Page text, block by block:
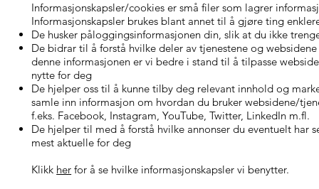
Informasjonskapsler/cookies er små filer som lagrer
Informasjonskapsler brukes blant annet til å gjøre ting
De husker påloggingsinformasjonen din, slik at du ikke
De bidrar til å forstå hvilke deler av tjenestene og
denne informasjonen er vi bedre i stand til å tilpasse
nytte for deg
De hjelper oss til å kunne tilby deg relevant innhold og
samle inn informasjon om hvordan du bruker websidene/
f.eks. Facebook, Instagram, YouTube, Twitter, LinkedIn m.fl.
De hjelper til med å forstå hvilke annonser du eventuelt har
mest aktuelle for deg
Klikk her for å se hvilke informasjonskapsler vi benytter.